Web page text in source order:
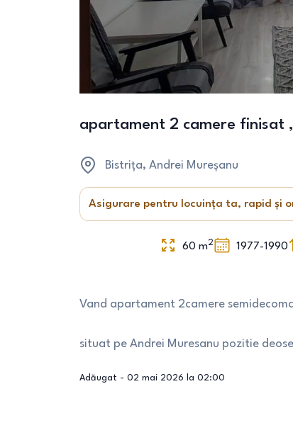
apartament 2 camere finisat
Bistrița, Andrei Mureșanu
Asigurare pentru locuința ta, rapid și
60 m2 1977-1990
Vand apartament 2camere
situat pe Andrei Muresanu pozitie
Adăugat - 02 mai 2026 la 02:00